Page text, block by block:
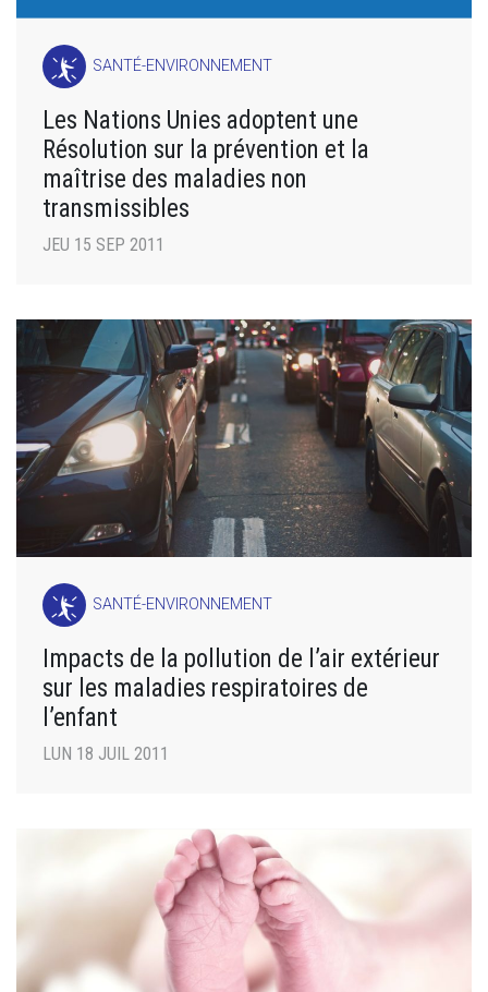
SANTÉ-ENVIRONNEMENT
Les Nations Unies adoptent une
Résolution sur la prévention et la
maîtrise des maladies non
transmissibles
JEU 15 SEP 2011
SANTÉ-ENVIRONNEMENT
Impacts de la pollution de l’air extérieur
sur les maladies respiratoires de
l’enfant
LUN 18 JUIL 2011